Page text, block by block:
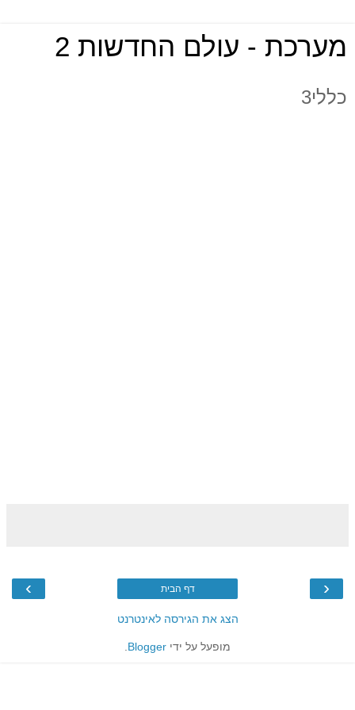
מערכת - עולם החדשות 2
כללי3
‹
› דף הבית
הצג את הגירסה לאינטרנט
מופעל על ידי Blogger